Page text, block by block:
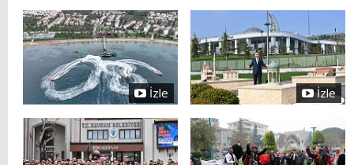
İzle İzle